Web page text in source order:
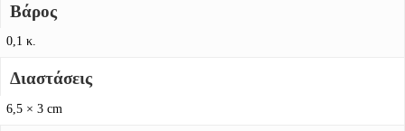
Βάρος
0,1 κ.
Διαστάσεις
6,5 × 3 cm